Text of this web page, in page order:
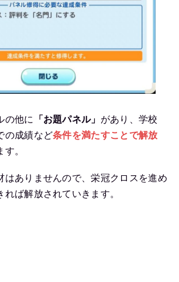
の他に 「お題パネル」 があり、学校
の成績など条件を満たすことで解放
。
はありませんので、栄冠クロスを進め
ば解放されていきます。